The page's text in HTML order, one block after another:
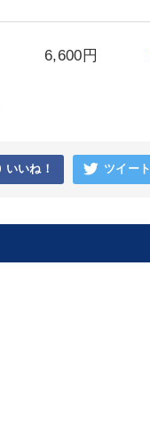
6,600円
いいね！ ツイート